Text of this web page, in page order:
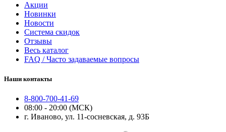
Акции
Новинки
Новости
Система скидок
Отзывы
Весь каталог
FAQ / Часто задаваемые вопросы
Наши контакты
8-800-700-41-69
08:00 - 20:00 (МСК)
г. Иваново, ул. 11-сосневская, д. 93Б